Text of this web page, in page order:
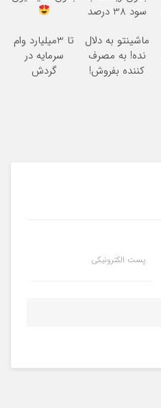
سود 38 درصد
ماشینتو به دلال
نده! به مصرف
کننده بفروش!
تا 3میلیارد وام
سرمایه در
گردش
پست الکترونیکی